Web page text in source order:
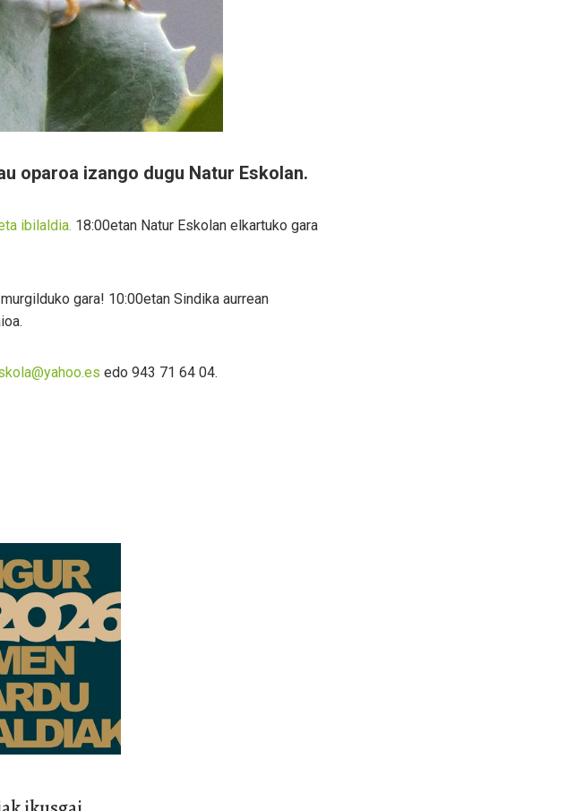
oparoa izango dugu Natur Eskolan.
ibilaldia. 18:00etan Natur Eskolan elkartuko gara
gara! 10:00etan Sindika aurrean
edo 943 71 64 04.